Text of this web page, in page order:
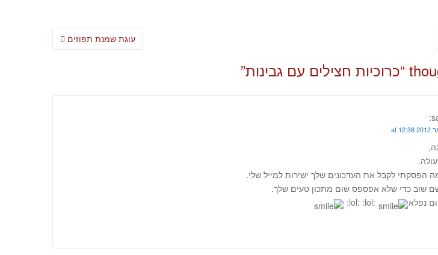
Post
עוגת שמנת תפוזים
כרוכיות חצילים עם גבינות”
הפסקתי לקבל את העדכונים שלך ישירות למייל שלי.
שוב כדי שלא אפספס שום מתכון טעים שלך.
נפלא
:lol: :lol: